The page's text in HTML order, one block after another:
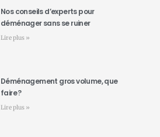
Nos conseils d’experts pour
déménager sans se ruiner
Lire plus »
Déménagement gros volume, que
faire ?
Lire plus »